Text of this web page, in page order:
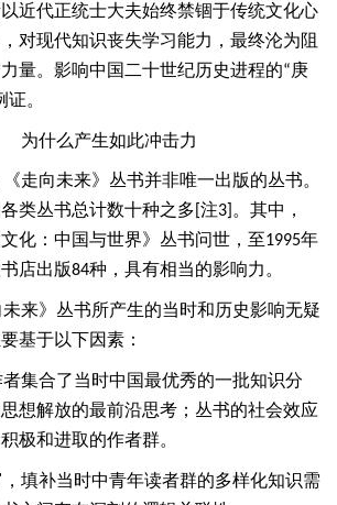
近代正统士大夫始终禁锢于传统文化心
对现代知识丧失学习能力，最终沦为阻
量。影响中国二十世纪历史进程的“庚
。
为什么产生如此冲击力
走向未来》丛书并非唯一出版的丛书。
类丛书总计数十种之多 注3] 。其中，
化：中国与世界》丛书问世，至1995年
店出版84种，具有相当的影响力。
来》丛书所产生的当时和历史影响无疑
基于以下因素：
集合了当时中国最优秀的一批知识分
想解放的最前沿思考；丛书的社会效应
极和进取的作者群。
填补当时中青年读者群的多样化知识需